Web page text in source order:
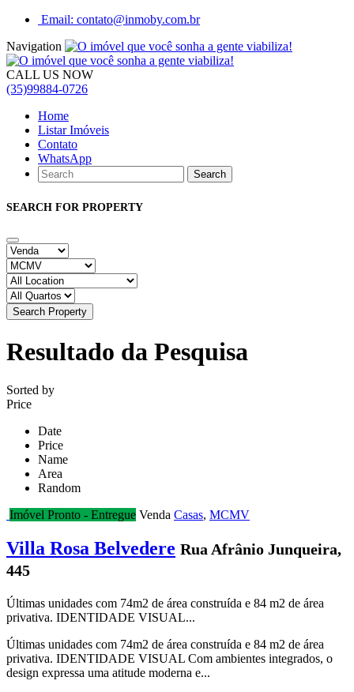
Email: contato@inmoby.com.br
Navigation
CALL US NOW
(35)99884-0726
Home
Listar Imóveis
Contato
WhatsApp
SEARCH FOR PROPERTY
Search Property
Resultado da Pesquisa
Sorted by
Price
Date
Price
Name
Area
Random
Imóvel Pronto - Entregue Venda Casas, MCMV
Villa Rosa Belvedere Rua Afrânio Junqueira,
445
Últimas unidades com 74m2 de área construída e 84 m2 de área
privativa. IDENTIDADE VISUAL...
Últimas unidades com 74m2 de área construída e 84 m2 de área
privativa. IDENTIDADE VISUAL Com ambientes integrados, o
design expressa uma atitude moderna e...